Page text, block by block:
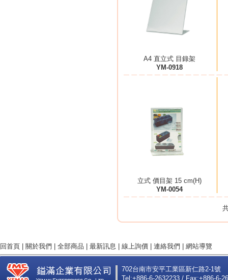
A4 直立式 目錄架
YM-0918
立式 價目架 15 cm(H)
YM-0054
回首頁 關於我們 全部商品 最新訊息 線上詢價 連絡我們 網站導覽
702台南市安平工業區新仁路2-1號
Tel:+886-6-2632233 / Fax:+886-6-